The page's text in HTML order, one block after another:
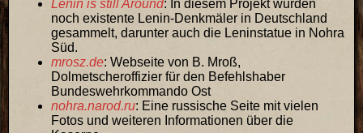
Lenin is still Around: In diesem Projekt wurden
noch existente Lenin-Denkmäler in Deutschland
gesammelt, darunter auch die Leninstatue in Nohra
Süd.
mrosz.de: Webseite von B. Mroß,
Dolmetscheroffizier für den Befehlshaber
Bundeswehrkommando Ost
nohra.narod.ru: Eine russische Seite mit vielen
Fotos und weiteren Informationen über die